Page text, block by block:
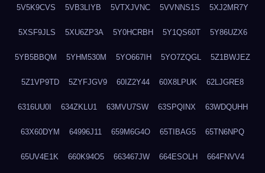
5V5K9CVS 5VB3LIYB 5VTXJVNC 5VVNNS1S 5XJ2MR7Y
5XSF9JLS 5XU6ZP3A 5Y0HCRBH 5Y1QS60T 5Y86UZX6
5YB5BBQM 5YHM530M 5YO667IH 5YO7ZQGL 5Z1BWJEZ
5Z1VP9TD 5ZYFJGV9 60IZ2Y44 60X8LPUK 62LJGRE8
6316UU0I 634ZKLU1 63MVU7SW 63SPQINX 63WDQUHH
63X60DYM 64996J11 659M6G4O 65TIBAG5 65TN6NPQ
65UV4E1K 660K94O5 663467JW 664ESOLH 664FNVV4